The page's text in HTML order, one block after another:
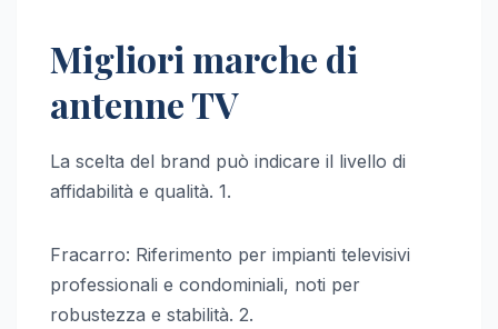
Migliori marche di
antenne TV
La scelta del brand può indicare il livello di
affidabilità e qualità. 1.
Fracarro: Riferimento per impianti televisivi
professionali e condominiali, noti per
robustezza e stabilità. 2.